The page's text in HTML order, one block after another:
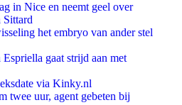
in Nice en neemt geel over
het embryo van ander stel
gaat strijd aan met
via Kinky.nl
twee uur, agent gebeten bij